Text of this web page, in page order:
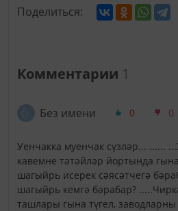
Поделиться:
Комментарии 1
Без имени 0 0
Уенчакка муенчак сүзләр... ......
кавемне тәтәйләр йортында
шагыйрь исерек сәясәтчегә
шагыйрь кемгә бәрабар?
ташлары гына түгел,